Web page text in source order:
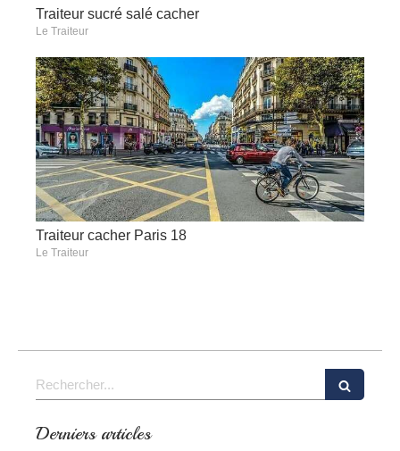
Traiteur sucré salé cacher
Le Traiteur
Traiteur cacher Paris 18
Le Traiteur
Rechercher
Derniers articles